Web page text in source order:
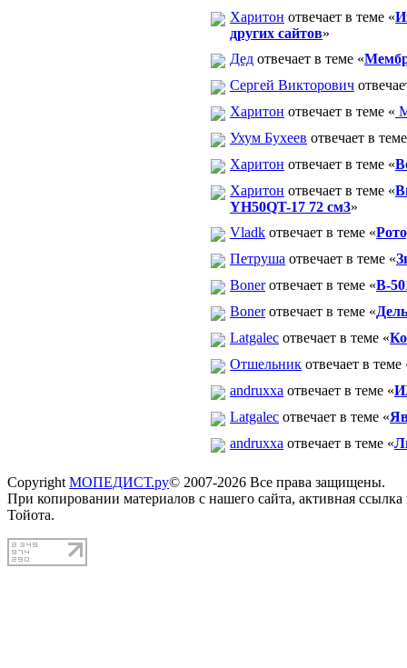
Харитон отвечает в теме «
других сайтов»
Дед отвечает в теме «
Сергей Викторович
Харитон отвечает в теме «
Ухум Бухеев отвечает в
Харитон отвечает в теме «
Харитон отвечает в теме «
YH50QT-17 72 см3»
Vladk отвечает в теме «
Петруша отвечает в теме «
Bonerотвечает в теме «В-
Bonerотвечает в теме «
Latgalec отвечает в теме «
Отшельник отвечает в теме
andruxxa отвечает в теме «
Latgalec отвечает в теме «
andruxxa отвечает в теме «
Copyright МОПЕДИСТ.ру© 2007-2026 Все права защищены.
При копировании материалов с нашего сайта, активная
Тойота.